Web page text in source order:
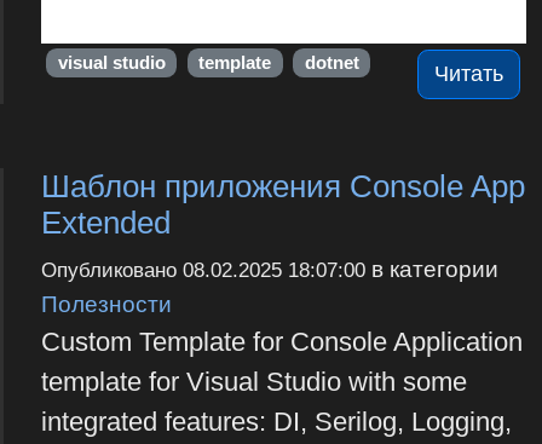
Читать
visual studio template dotnet
Шаблон приложения Console App
Extended
Опубликовано 08.02.2025 18:07:00в категории
Полезности
Custom Template for Console Application
template for Visual Studio with some
integrated features: DI, Serilog, Logging,